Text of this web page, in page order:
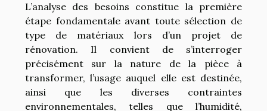
L’analyse des besoins constitue la première
étape fondamentale avant toute sélection de
type de matériaux lors d’un projet de
rénovation. Il convient de s’interroger
précisément sur la nature de la pièce à
transformer, l’usage auquel elle est destinée,
ainsi que les diverses contraintes
environnementales, telles que l’humidité,